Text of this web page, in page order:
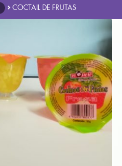
COCTAIL DE FRUTAS